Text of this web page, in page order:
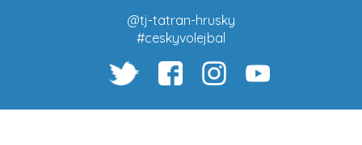
@tj-tatran-hrusky
#ceskyvolejbal